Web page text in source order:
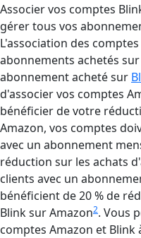
Associer vos comptes
gérer tous vos
L'association des
abonnements achetés
abonnement acheté sur
d'associer vos comptes
bénéficier de votre
Amazon, vos comptes
avec un abonnement
réduction sur les achats
clients avec un
bénéficient de 20 % de
Blink sur Amazon2. Vous
comptes Amazon et